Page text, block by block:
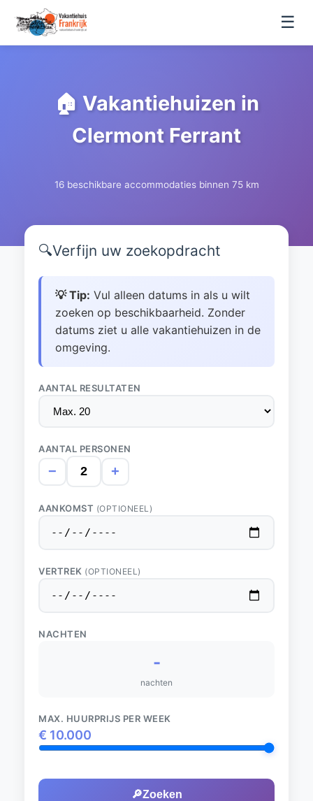
☰
🏠 Vakantiehuizen in
Clermont Ferrant
16 beschikbare accommodaties binnen 75 km
🔍Verfijn uw zoekopdracht
💡 Tip: Vul alleen datums in als u wilt
zoeken op beschikbaarheid. Zonder
datums ziet u alle vakantiehuizen in de
omgeving.
AANTAL RESULTATEN
AANTAL PERSONEN
− +
AANKOMST (OPTIONEEL)
VERTREK (OPTIONEEL)
NACHTEN
-
nachten
MAX. HUURPRIJS PER WEEK
€ 10.000
🔎Zoeken